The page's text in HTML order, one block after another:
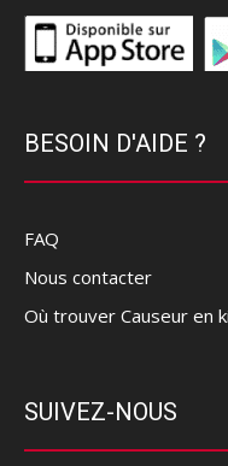
BESOIN D'AIDE ?
FAQ
Nous contacter
Où trouver Causeur en
SUIVEZ-NOUS